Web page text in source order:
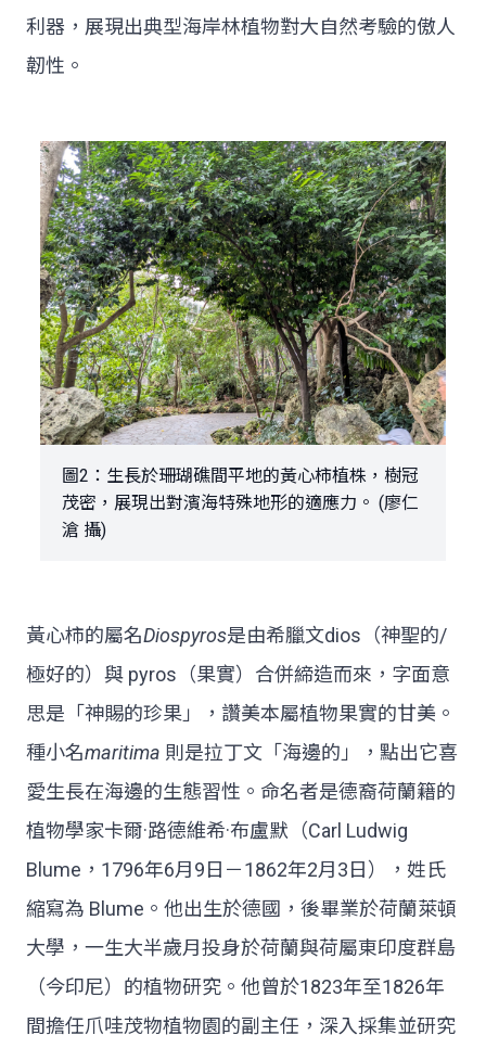
利器，展現出典型海岸林植物對大自然考驗的傲人
韌性。
圖2：生長於珊瑚礁間平地的黃心柿植株，樹冠
茂密，展現出對濱海特殊地形的適應力。 (廖仁
滄 攝)
黃心柿的屬名Diospyros是由希臘文dios（神聖的/
極好的）與 pyros（果實）合併締造而來，字面意
思是「神賜的珍果」，讚美本屬植物果實的甘美。
種小名maritima 則是拉丁文「海邊的」，點出它喜
愛生長在海邊的生態習性。命名者是德裔荷蘭籍的
植物學家卡爾·路德維希·布盧默（Carl Ludwig
Blume，1796年6月9日－1862年2月3日），姓氏
縮寫為 Blume。他出生於德國，後畢業於荷蘭萊頓
大學，一生大半歲月投身於荷蘭與荷屬東印度群島
（今印尼）的植物研究。他曾於1823年至1826年
間擔任爪哇茂物植物園的副主任，深入採集並研究